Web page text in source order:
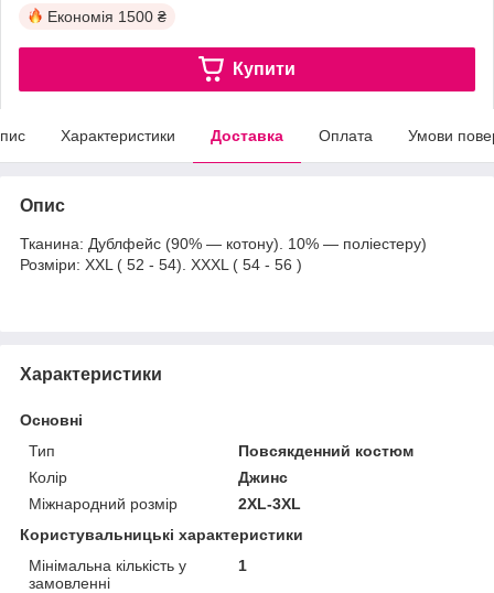
Економія 1500 ₴
Купити
Характеристики Доставка Оплата Умови
Опис
Тканина: Дублфейс (90% — котону). 10% — поліестеру)
Розміри: XXL ( 52 - 54). XXXL ( 54 - 56 )
Характеристики
Основні
Тип
Повсякденний костюм
Колір
Джинс
Міжнародний розмір
2XL-3XL
Користувальницькі характеристики
Мінімальна кількість у
замовленні
1